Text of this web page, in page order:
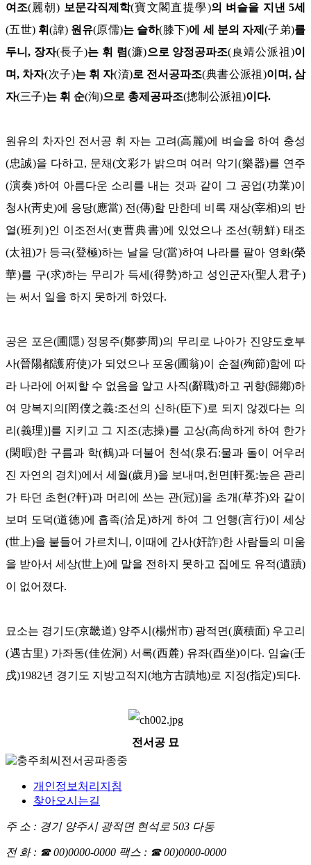
여조(麗朝) 보문각직제학(寶文閣直提學)의 벼슬을 지낸 5세
(五世)휘(諱) 원유(原儒)는 슬하(膝下)에 세 분의 자제(子弟)를
두니, 장자(長子)는 휘 렴(濂)으로 양정공파조(良靖公派祖)이
며, 차자(次子)는 휘 자(澬)로 전서공파조(典書公派祖)이며, 삼
자(三子)는 휘 순(洵)으로 총제공파조(摠制公派祖)이다.
원유의 차자인 전서공 휘 자는 고려(高麗)에 벼슬을 하여 충성
(忠誠)을 다하고, 문채(文彩가 밝으며 여러 악기(樂器)를 연주
(演奏)하여 아름다운 소리를 내는 것과 같이 그 공업(功業)이
청사(靑史)에 응당(應當) 전(傳)할 만한데 비록 재상(宰相)의 반
열(班列)인 이조전서(吏曹典書)에 있었으나 조선(朝鮮) 태조
(太祖)가 등극(登極)하는 날을 당(當)하여 나라를 팔아 영화(榮
華)를 구(求)하는 무리가 득세(得勢)하고 성인군자(聖人君子)
는 써서 일을 하지 못하게 하였다.
공은 포은(圃隱) 정몽주(鄭夢周)의 무리로 나아가 진양도호부
사(晉陽都護府使)가 되었으나 포옹(圃翁)이 순절(殉節)함에 따
라 나라에 어찌할 수 없음을 알고 사직(辭職)하고 귀향(歸鄕)하
여 망복지의[罔僕之義:조선의 신하(臣下)로 되지 않겠다는 의
리(義理)]를 지키고 그 지조(志操)를 고상(高尙하게 하여 한가
(閑暇)한 구름과 학(鶴)과 더불어 천석(泉石:물과 돌이 어우러
진 자연의 경치)에서 세월(歲月)을 보내며,헌면[軒冕:높은 관리
가 타던 초헌(?軒)과 머리에 쓰는 관(冠)]을 초개(草芥)와 같이
보며 도덕(道德)에 흡족(洽足)하게 하여 그 언행(言行)이 세상
(世上)을 붙들어 가르치니, 이때에 간사(奸詐)한 사람들의 미움
을 받아서 세상(世上)에 말을 전하지 못하고 집에도 유적(遺蹟)
이 없어졌다.
묘소는 경기도(京畿道) 양주시(楊州市) 광적면(廣積面) 우고리
(遇古里) 가좌동(佳佐洞) 서록(西麓) 유좌(酉坐)이다. 임술(壬
戌)1982년 경기도 지방고적지(地方古蹟地)로 지정(指定)되다.
전서공 묘
개인정보처리지침
찾아오시는길
주 소 : 경기 양주시 광적면 현석로 503 다동
전 화 : ☎ 00)0000-0000 팩스 : ☎ 00)0000-0000